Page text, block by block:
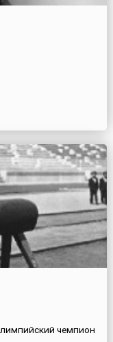
чемпион